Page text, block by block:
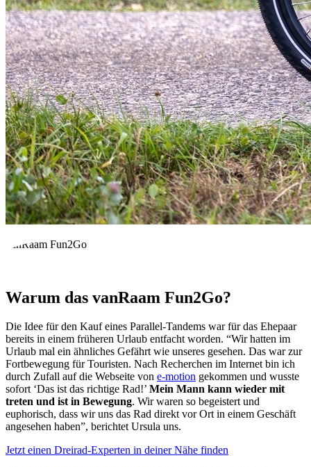
vanRaam Fun2Go
Warum das vanRaam Fun2Go?
Die Idee für den Kauf eines Parallel-Tandems war für das Ehepaar
bereits in einem früheren Urlaub entfacht worden. “Wir hatten im
Urlaub mal ein ähnliches Gefährt wie unseres gesehen. Das war zur
Fortbewegung für Touristen. Nach Recherchen im Internet bin ich
durch Zufall auf die Webseite von e-motion gekommen und wusste
sofort ‘Das ist das richtige Rad!’ Mein Mann kann wieder mit
treten und ist in Bewegung. Wir waren so begeistert und
euphorisch, dass wir uns das Rad direkt vor Ort in einem Geschäft
angesehen haben”, berichtet Ursula uns.
Jetzt einen Dreirad-Experten in deiner Nähe finden